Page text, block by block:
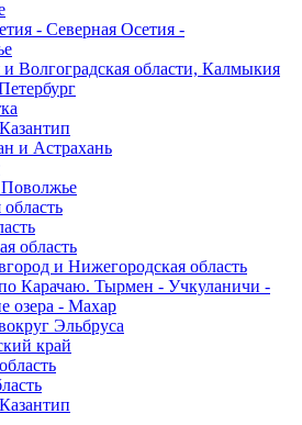
- Северная Осетия -
и Волгоградская области, Калмыкия
и Астрахань
область
и Нижегородская область
Карачаю. Тырмен - Учкуланичи -
озера - Махар
Эльбруса
край